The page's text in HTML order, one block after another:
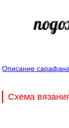
Описание
Схема